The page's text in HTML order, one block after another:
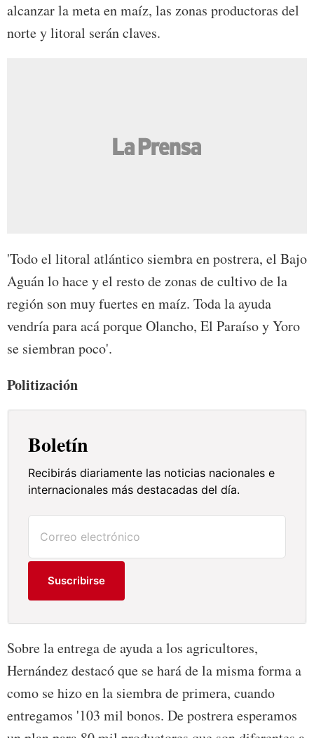
alcanzar la meta en maíz, las zonas productoras del
norte y litoral serán claves.
'Todo el litoral atlántico siembra en postrera, el Bajo
Aguán lo hace y el resto de zonas de cultivo de la
región son muy fuertes en maíz. Toda la ayuda
vendría para acá porque Olancho, El Paraíso y Yoro
se siembran poco'.
Politización
Boletín
Recibirás diariamente las noticias nacionales e
internacionales más destacadas del día.
Suscribirse
Sobre la entrega de ayuda a los agricultores,
Hernández destacó que se hará de la misma forma a
como se hizo en la siembra de primera, cuando
entregamos '103 mil bonos. De postrera esperamos